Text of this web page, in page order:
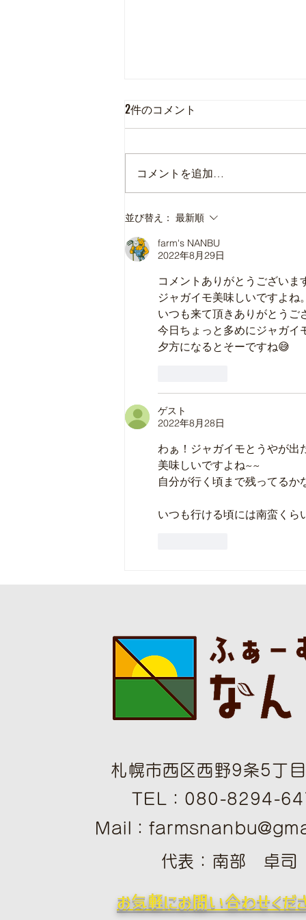
本日の直売所8月7日(金)
2件のコメント
コメントを追加…
並び替え： 最新順
farm's NANBU
2022年8月29日
コメントありがとうございま
ジャガイモ美味しいですよね
いつも来て頂きありがとうご
今日ちょっと多めにジャガイ
夕方になるとそーですね😅
ゲスト
2022年8月28日
わぁ！ジャガイモとうやが出
美味しいですよね~~
自分が行く頃まで残ってるか
いつも行ける頃には南蛮く
札幌市西区西野9条5丁
TEL：080-8294-
Mail：
​​代表：南部 卓司
お気軽にお問い合わせくだ